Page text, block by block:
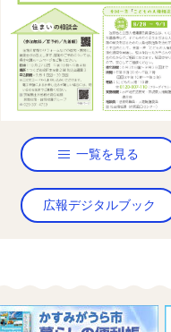
2026年7月17日
2026年7月17日
た
2026年7月17日
2026年7月15日
2026年7月12日
一覧を見る
広報デジタルブック